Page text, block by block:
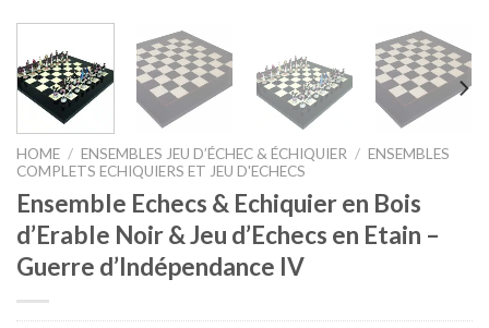
HOME / ENSEMBLES JEU D’ÉCHEC & ÉCHIQUIER / ENSEMBLES
COMPLETS ECHIQUIERS ET JEU D'ECHECS
Ensemble Echecs & Echiquier en Bois
d’Erable Noir & Jeu d’Echecs en Etain –
Guerre d’Indépendance IV